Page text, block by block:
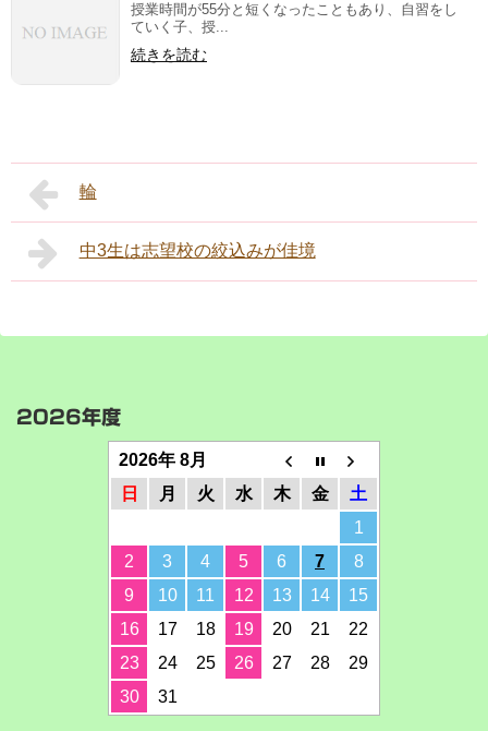
授業時間が55分と短くなったこともあり、自習をし
ていく子、授...
続きを読む
輪
中3生は志望校の絞込みが佳境
2026年度
2026年 8月
日
月 火 水 木 金
土
1
2
3 4 5 6 7
8
9
10 11 12 13 14
15
16
17 18 19 20 21
22
23
24 25 26 27 28
29
30
31